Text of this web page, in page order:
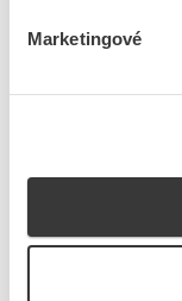
Marketingové